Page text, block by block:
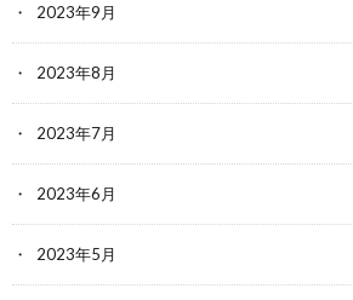
2023年9月
2023年8月
2023年7月
2023年6月
2023年5月